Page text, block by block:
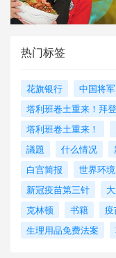
热门标签
花旗银行 中国将军
塔利班卷土重来！拜
塔利班卷土重来！
議題
什么情况
白宫简报
世界环境
新冠疫苗第三针
克林顿
书籍 疫
生理用品免费法案